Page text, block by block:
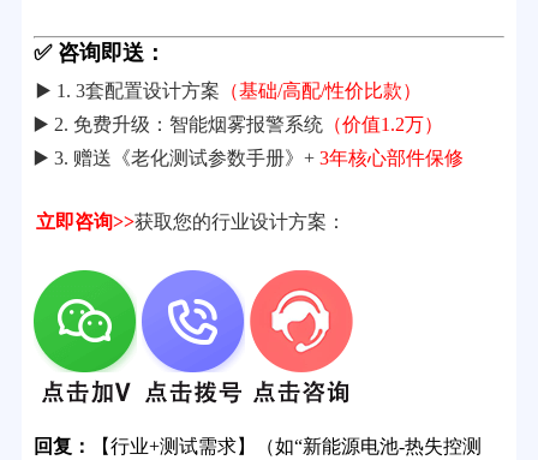
✅ 咨询即送：
▶️ 1. 3套配置设计方案 （基础/高配/性价比款）
▶️ 2. 免费升级：智能烟雾报警系统（价值1.2万）
▶️ 3. 赠送《老化测试参数手册》+ 3年核心部件保修
立即咨询>>获取您的行业设计方案：
回复：
【行业+测试需求】（如“新能源电池-热失控测